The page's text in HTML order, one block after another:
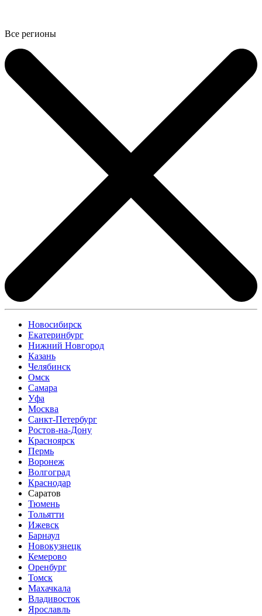
Все регионы
Новосибирск
Екатеринбург
Нижний Новгород
Казань
Челябинск
Омск
Самара
Уфа
Москва
Санкт-Петербург
Ростов-на-Дону
Красноярск
Пермь
Воронеж
Волгоград
Краснодар
Саратов
Тюмень
Тольятти
Ижевск
Барнаул
Новокузнецк
Кемерово
Оренбург
Томск
Махачкала
Владивосток
Ярославль